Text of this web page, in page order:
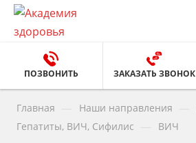
ПОЗВОНИТЬ ЗАКАЗАТЬ ЗВОНОК
Главная Наши направления
Гепатиты, ВИЧ, Сифилис ВИЧ